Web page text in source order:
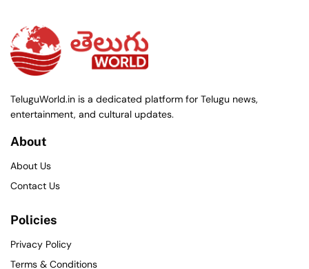
TeluguWorld.in is a dedicated platform for Telugu news,
entertainment, and cultural updates.
About
About Us
Contact Us
Policies
Privacy Policy
Terms & Conditions